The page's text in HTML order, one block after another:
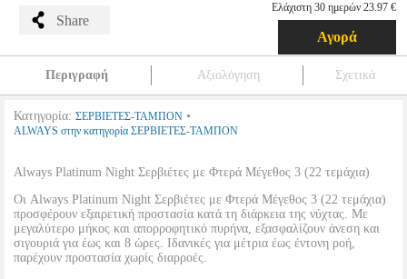
Share
Ελάχιστη 30 ημερών 23.97 €
Αγορά
Περιγραφή Αξιολόγηση Σχετικά
Κατηγορία: ΣΕΡΒΙΕΤΕΣ-ΤΑΜΠΟΝ •
ALWAYS στην κατηγορία ΣΕΡΒΙΕΤΕΣ-ΤΑΜΠΟΝ
Always Platinum Night Σερβιέτες με Φτερά Μέγεθος 3 (22 τεμάχια)
Οι Always Platinum Night Σερβιέτες με Φτερά Μέγεθος 3 (22 τεμάχια)
προσφέρουν εξαιρετική προστασία κατά τη διάρκεια της νύχτας. Με
μεγαλύτερο μήκος και απορροφητικό πυρήνα, εξασφαλίζουν άνεση και
σιγουριά για έως και 8 ώρες. Ιδανικές για μέτρια έως έντονη ροή,
παρέχουν προστασία χωρίς διαρροές.